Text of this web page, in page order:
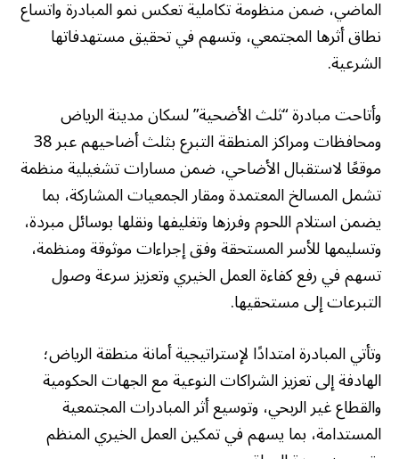
الماضي، ضمن منظومة تكاملية تعكس نمو المبادرة واتساع
نطاق أثرها المجتمعي، وتسهم في تحقيق مستهدفاتها
الشرعية.
وأتاحت مبادرة “ثلث الأضحية” لسكان مدينة الرياض
ومحافظات ومراكز المنطقة التبرع بثلث أضاحيهم عبر 38
موقعًا لاستقبال الأضاحي، ضمن مسارات تشغيلية منظمة
تشمل المسالخ المعتمدة ومقار الجمعيات المشاركة، بما
يضمن استلام اللحوم وفرزها وتغليفها ونقلها بوسائل مبردة،
وتسليمها للأسر المستحقة وفق إجراءات موثوقة ومنظمة،
تسهم في رفع كفاءة العمل الخيري وتعزيز سرعة وصول
التبرعات إلى مستحقيها.
وتأتي المبادرة امتدادًا لإستراتيجية أمانة منطقة الرياض؛
الهادفة إلى تعزيز الشراكات النوعية مع الجهات الحكومية
والقطاع غير الربحي، وتوسيع أثر المبادرات المجتمعية
المستدامة، بما يسهم في تمكين العمل الخيري المنظم